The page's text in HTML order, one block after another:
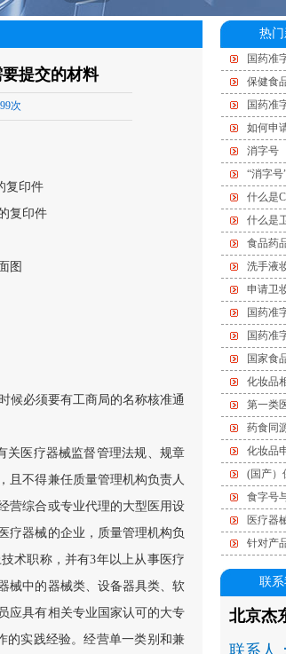
提交的材料
次
复印件
复印件
图
候必须要有工商局的名称核准通
关医疗器械监督管理法规、规章
且不得兼任质量管理机构负责人
营综合或专业代理的大型医用设
疗器械的企业，质量管理机构负
术职称，并有3年以上从事医疗
械中的器械类、设备器具类、软
应具有相关专业国家认可的大专
的实践经验。经营单一类别和兼
热门
国药准
保健食
国药准
如何申
消字号
“消字
什么是
什么是
食品药
洗手液
申请卫
国药准
国药准
国家食
化妆品
第一类
药食同
化妆品
(国产）
食字号
医疗器
针对产
联系
北京杰
联系人：